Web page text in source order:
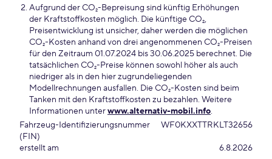
Aufgrund der CO₂-Bepreisung sind künftig Erhöhungen
der Kraftstoffkosten möglich. Die künftige CO₂,
Preisentwicklung ist unsicher, daher werden die möglichen
CO₂-Kosten anhand von drei angenommenen CO₂-Preisen
für den Zeitraum 01.07.2024 bis 30.06.2025 berechnet. Die
tatsächlichen CO₂-Preise können sowohl höher als auch
niedriger als in den hier zugrundeliegenden
Modellrechnungen ausfallen. Die CO₂-Kosten sind beim
Tanken mit den Kraftstoffkosten zu bezahlen. Weitere
Informationen unterwww.alternativ-mobil.info.
Fahrzeug-Identifizierungsnummer
(FIN)
WF0KXXTTRKLT32656
erstellt am 6.8.2026